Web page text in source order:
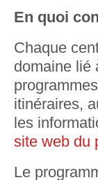
En quoi
Chaque
domaine lié
itinéraires,
les
site web du
Le